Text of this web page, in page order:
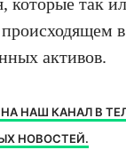
активов.
НАШ КАНАЛ В
НОВОСТЕЙ.